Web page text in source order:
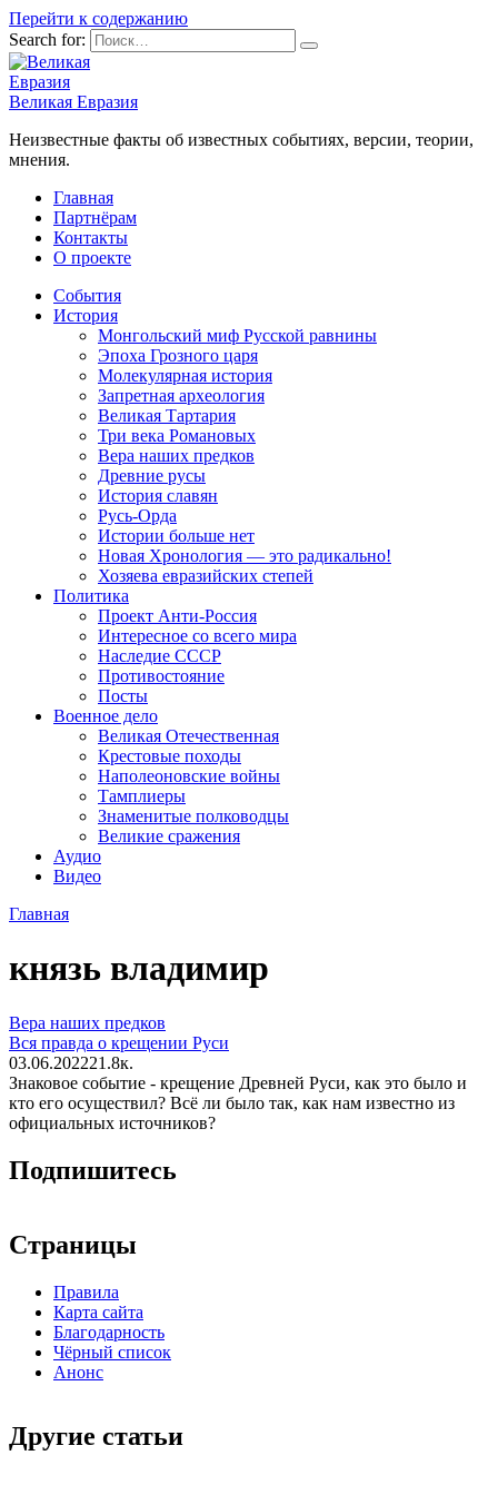
Перейти к содержанию
Search for:
Великая Евразия
Неизвестные факты об известных событиях, версии, теории,
мнения.
Главная
Партнёрам
Контакты
О проекте
События
История
Монгольский миф Русской равнины
Эпоха Грозного царя
Молекулярная история
Запретная археология
Великая Тартария
Три века Романовых
Вера наших предков
Древние русы
История славян
Русь-Орда
Истории больше нет
Новая Хронология — это радикально!
Хозяева евразийских степей
Политика
Проект Анти-Россия
Интересное со всего мира
Наследие СССР
Противостояние
Посты
Военное дело
Великая Отечественная
Крестовые походы
Наполеоновские войны
Тамплиеры
Знаменитые полководцы
Великие сражения
Аудио
Видео
Главная
князь владимир
Вера наших предков
Вся правда о крещении Руси
03.06.202221.8к.
Знаковое событие - крещение Древней Руси, как это было и
кто его осуществил? Всё ли было так, как нам известно из
официальных источников?
Подпишитесь
Страницы
Правила
Карта сайта
Благодарность
Чёрный список
Анонс
Другие статьи